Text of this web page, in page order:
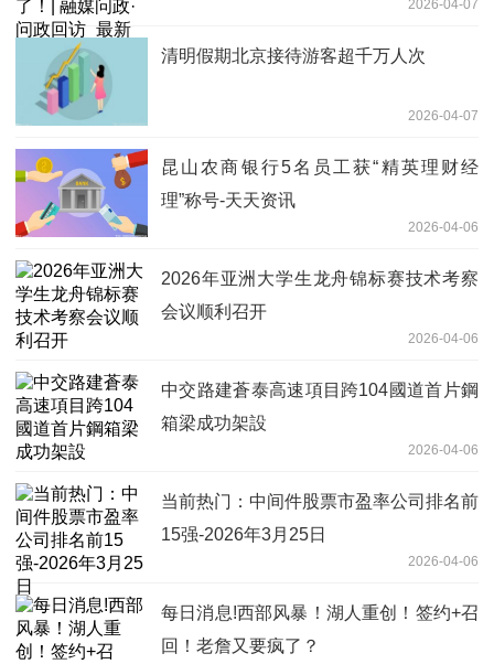
2026-04-07
清明假期北京接待游客超千万人次
2026-04-07
昆山农商银行5名员工获“精英理财经
理”称号-天天资讯
2026-04-06
2026年亚洲大学生龙舟锦标赛技术考察
会议顺利召开
2026-04-06
中交路建蒼泰高速項目跨104國道首片鋼
箱梁成功架設
2026-04-06
当前热门：中间件股票市盈率公司排名前
15强-2026年3月25日
2026-04-06
每日消息!西部风暴！湖人重创！签约+召
回！老詹又要疯了？